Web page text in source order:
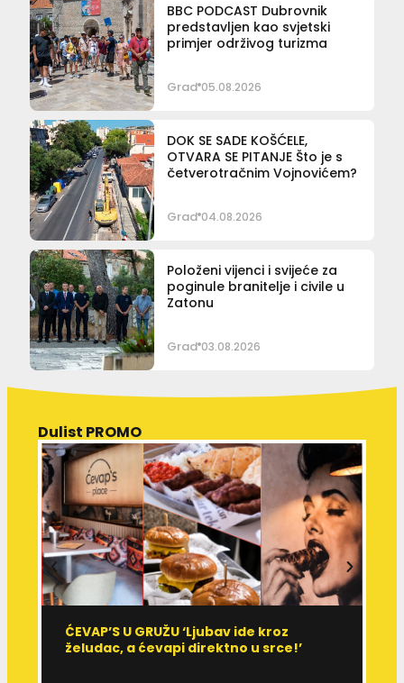
BBC PODCAST Dubrovnik
predstavljen kao svjetski
primjer održivog turizma
Grad 05.08.2026
DOK SE SADE KOŠĆELE,
OTVARA SE PITANJE Što je s
četverotračnim Vojnovićem?
Grad 04.08.2026
Položeni vijenci i svijeće za
poginule branitelje i civile u
Zatonu
Grad 03.08.2026
Dulist PROMO
ĆEVAP’S U GRUŽU ‘Ljubav ide kroz
želudac, a ćevapi direktno u srce!’